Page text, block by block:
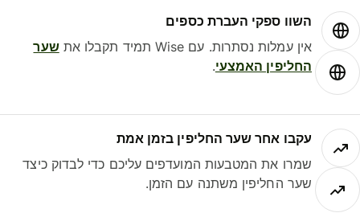
השוו ספקי העברת כספים
אין עמלות נסתרות. עם Wise תמיד תקבלו את
שער
החליפין האמצעי.
עקבו אחר שער החליפין בזמן אמת
שמרו את המטבעות המועדפים עליכם כדי לבדוק כיצד
שער החליפין משתנה עם הזמן.